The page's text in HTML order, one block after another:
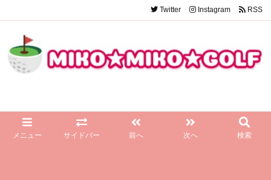
メニュー サイドバー 前へ 次へ 検索
Twitter Instagram RSS